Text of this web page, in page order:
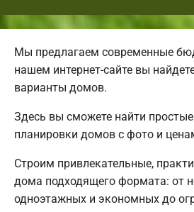
Мы предлагаем современные
нашем интернет-сайте вы
варианты домов.
Здесь вы сможете найти
планировки домов с фото и
Строим привлекательные,
дома подходящего формата: от
одноэтажных и экономных до